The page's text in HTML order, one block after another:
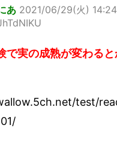
あ 2021/06/29(火)
で実の成熟が変わると
test/